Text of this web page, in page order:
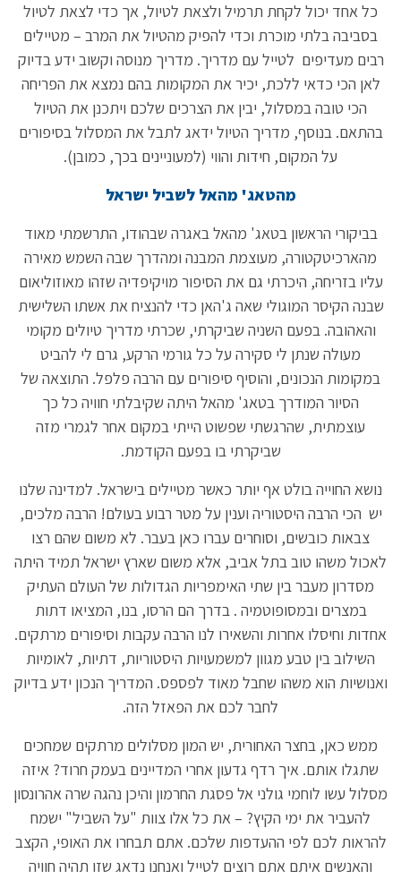
כל אחד יכול לקחת תרמיל ולצאת לטיול, אך כדי לצאת לטיול
בסביבה בלתי מוכרת וכדי להפיק מהטיול את המרב – מטיילים
רבים מעדיפים לטייל עם מדריך. מדריך מנוסה וקשוב ידע בדיוק
לאן הכי כדאי ללכת, יכיר את המקומות בהם נמצא את הפריחה
הכי טובה במסלול, יבין את הצרכים שלכם ויתכנן את הטיול
בהתאם. בנוסף, מדריך הטיול ידאג לתבל את המסלול בסיפורים
על המקום, חידות והווי (למעוניינים בכך, כמובן).
מהטאג' מהאל לשביל ישראל
בביקורי הראשון בטאג' מהאל באגרה שבהודו, התרשמתי מאוד
מהארכיטקטורה, מעוצמת המבנה ומהדרך שבה השמש מאירה
עליו בזריחה, היכרתי גם את הסיפור מויקיפדיה שזהו מאוזוליאום
שבנה הקיסר המוגולי שאה ג'האן כדי להנציח את אשתו השלישית
והאהובה. בפעם השניה שביקרתי, שכרתי מדריך טיולים מקומי
מעולה שנתן לי סקירה על כל גורמי הרקע, גרם לי להביט
במקומות הנכונים, והוסיף סיפורים עם הרבה פלפל. התוצאה של
הסיור המודרך בטאג' מהאל היתה שקיבלתי חוויה כל כך
עוצמתית, שהרגשתי שפשוט הייתי במקום אחר לגמרי מזה
שביקרתי בו בפעם הקודמת.
נושא החוייה בולט אף יותר כאשר מטיילים בישראל. למדינה שלנו
יש הכי הרבה היסטוריה וענין על מטר רבוע בעולם! הרבה מלכים,
צבאות כובשים, וסוחרים עברו כאן בעבר. לא משום שהם רצו
לאכול משהו טוב בתל אביב, אלא משום שארץ ישראל תמיד היתה
מסדרון מעבר בין שתי האימפריות הגדולות של העולם העתיק
במצרים ובמסופוטמיה . בדרך הם הרסו, בנו, המציאו דתות
אחדות וחיסלו אחרות והשאירו לנו הרבה עקבות וסיפורים מרתקים.
השילוב בין טבע מגוון למשמעויות היסטוריות, דתיות, לאומיות
ואנושיות הוא משהו שחבל מאוד לפספס. המדריך הנכון ידע בדיוק
לחבר לכם את הפאזל הזה.
ממש כאן, בחצר האחורית, יש המון מסלולים מרתקים שמחכים
שתגלו אותם. איך רדף גדעון אחרי המדיינים בעמק חרוד? איזה
מסלול עשו לוחמי גולני אל פסגת החרמון והיכן נהגה שרה אהרונסון
להעביר את ימי הקיץ? – את כל אלו צוות "על השביל" ישמח
להראות לכם לפי ההעדפות שלכם. אתם תבחרו את האופי, הקצב
והאנשים איתם אתם רוצים לטייל ואנחנו נדאג שזו תהיה חוויה